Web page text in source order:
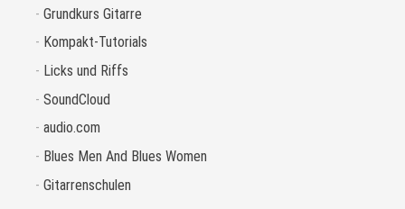
Grundkurs Gitarre
Kompakt-Tutorials
Licks und Riffs
SoundCloud
audio.com
Blues Men And Blues Women
Gitarrenschulen